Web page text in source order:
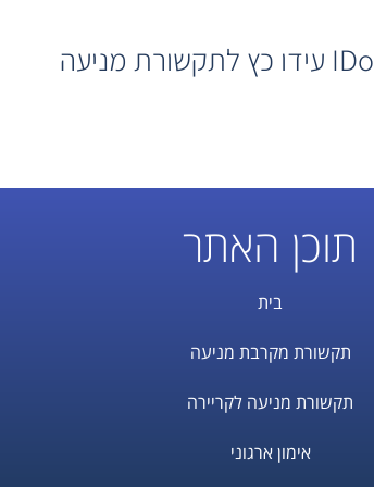
IDo עידו כץ לתקשורת מניעה
תוכן האתר
בית
תקשורת מקרבת מניעה
תקשורת מניעה לקריירה
אימון ארגוני